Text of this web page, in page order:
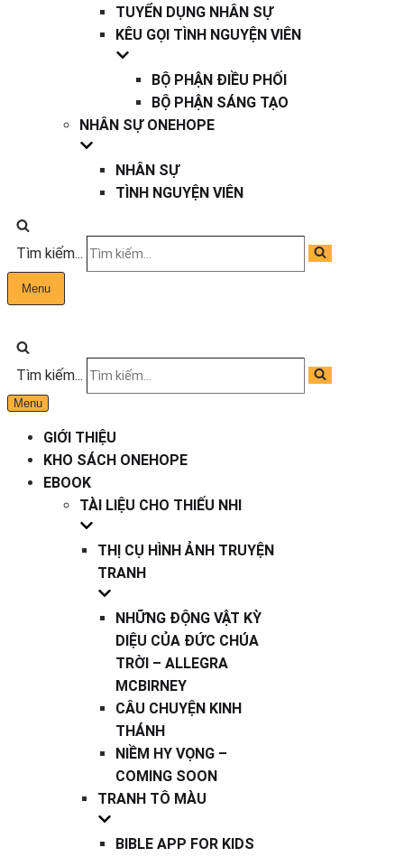
TUYỂN DỤNG NHÂN SỰ
KÊU GỌI TÌNH NGUYỆN VIÊN
BỘ PHẬN ĐIỀU PHỐI
BỘ PHẬN SÁNG TẠO
NHÂN SỰ ONEHOPE
NHÂN SỰ
TÌNH NGUYỆN VIÊN
Tìm kiếm...
Menu
Tìm kiếm...
Menu
GIỚI THIỆU
KHO SÁCH ONEHOPE
EBOOK
TÀI LIỆU CHO THIẾU NHI
THỊ CỤ HÌNH ẢNH TRUYỆN
TRANH
NHỮNG ĐỘNG VẬT KỲ
DIỆU CỦA ĐỨC CHÚA
TRỜI – ALLEGRA
MCBIRNEY
CÂU CHUYỆN KINH
THÁNH
NIỀM HY VỌNG –
COMING SOON
TRANH TÔ MÀU
BIBLE APP FOR KIDS